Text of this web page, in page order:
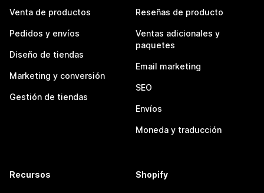
Venta de productos
Pedidos y envíos
Diseño de tiendas
Marketing y conversión
Gestión de tiendas
Reseñas de producto
Ventas adicionales y
paquetes
Email marketing
SEO
Envíos
Moneda y traducción
Recursos Shopify